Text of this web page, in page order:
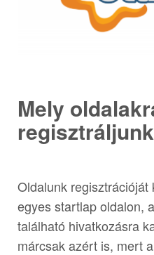
Mely
Oldalunk regisztrációját
egyes startlap oldalon,
található hivatkozásra
márcsak azért is, mert